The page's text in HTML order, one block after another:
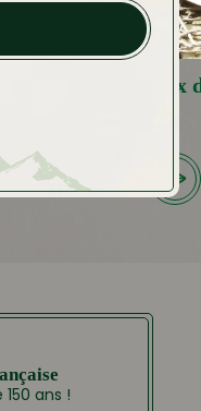
Bouchées
ans !